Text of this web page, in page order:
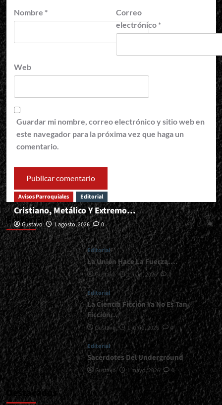
Nombre *
Correo
electrónico *
Web
Guardar mi nombre, correo electrónico y sitio web en
este navegador para la próxima vez que haga un
comentario.
Editorial
Avisos Parroquiales Editorial
Cristiano, Metálico Y Extremo…
Gustavo 1 agosto, 2026 0
Editorial
La Unión Hace La Fuerza….
Gustavo 1 julio, 2026 0
Editorial
La Ciencia Ficción Ya No Es Tan
Ficción…
Gustavo 1 junio, 2026 0
Editorial
Sacerdotes Del Underground
Gustavo 1 mayo, 2026 0
Destacados